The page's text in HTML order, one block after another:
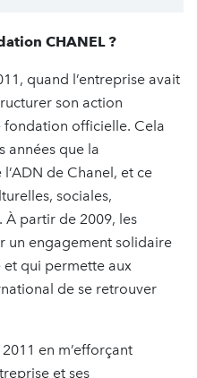
CHANEL ?
quand l’entreprise avait
son action
fondation officielle. Cela
années que la
de Chanel, et ce
sociales,
À partir de 2009, les
un engagement solidaire
qui permette aux
de se retrouver
en m’efforçant
et ses